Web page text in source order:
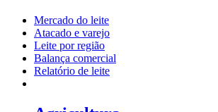
Mercado do leite
Atacado e varejo
Leite por região
Balança comercial
Relatório de leite